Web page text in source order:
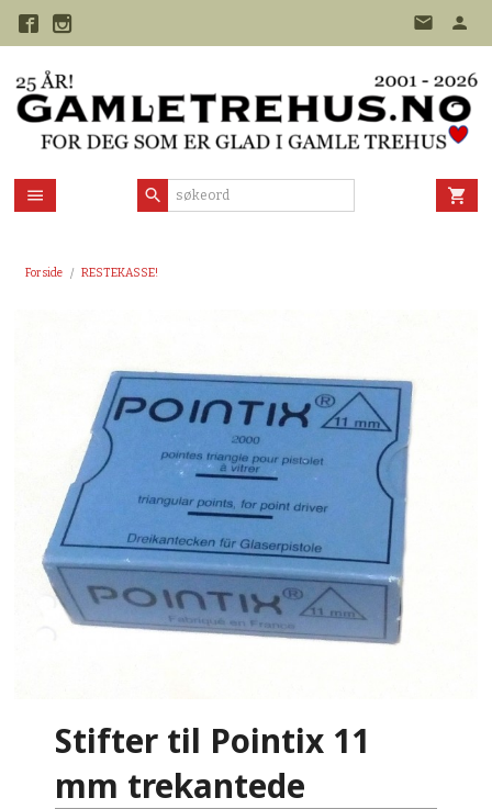
Forside RESTEKASSE!
Stifter til Pointix 11
mm trekantede